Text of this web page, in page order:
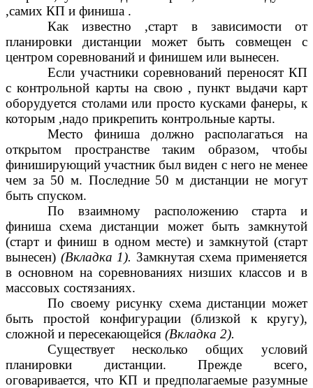
,самих КП и финиша .
Как известно ,старт в зависимости от
планировки дистанции может быть совмещен с
центром соревнований и финишем или вынесен.
Если участники соревнований переносят КП
с контрольной карты на свою , пункт выдачи карт
оборудуется столами или просто кусками фанеры, к
которым ,надо прикрепить контрольные карты.
Место финиша должно располагаться на
открытом пространстве таким образом, чтобы
финиширующий участник был виден с него не менее
чем за 50 м. Последние 50 м дистанции не могут
быть спуском.
По взаимному расположению старта и
финиша схема дистанции может быть замкнутой
(старт и финиш в одном месте) и замкнутой (старт
вынесен) (Вкладка 1). Замкнутая схема применяется
в основном на соревнованиях низших классов и в
массовых состязаниях.
По своему рисунку схема дистанции может
быть простой конфигурации (близкой к кругу),
сложной и пересекающейся (Вкладка 2).
Существует несколько общих условий
планировки дистанции. Прежде всего,
оговаривается, что КП и предполагаемые разумные